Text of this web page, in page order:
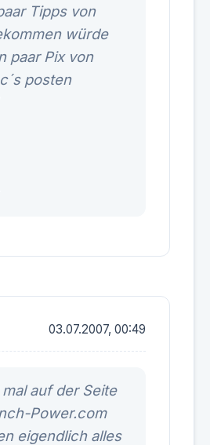
Tipps von
würde
paar Pix von
posten
03.07.2007, 00:49
auf der Seite
Power.com
eigendlich alles